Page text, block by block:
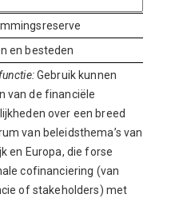
en besteden
Gebruik kunnen
van de financiële
over een breed
van beleidsthema’s van
en Europa, die forse
cofinanciering (van
of stakeholders) met